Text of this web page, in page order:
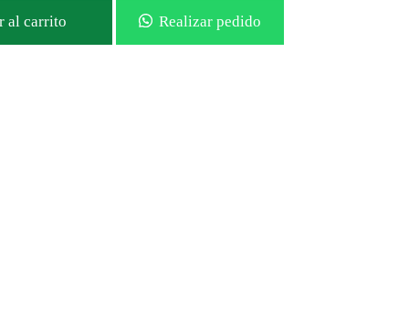
al carrito Realizar pedido